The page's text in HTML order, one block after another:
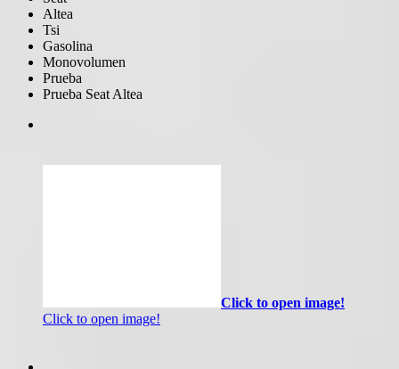
Altea
Tsi
Gasolina
Monovolumen
Prueba
Prueba Seat Altea
Click to open image!
Click to open image!